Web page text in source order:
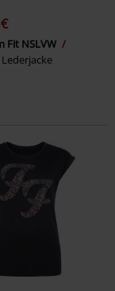
Fit NSLVW
Lederjacke